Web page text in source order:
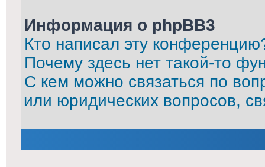
Информация о phpBB3
Кто написал эту
Почему здесь нет такой-то
С кем можно связаться по
или юридических вопросов,